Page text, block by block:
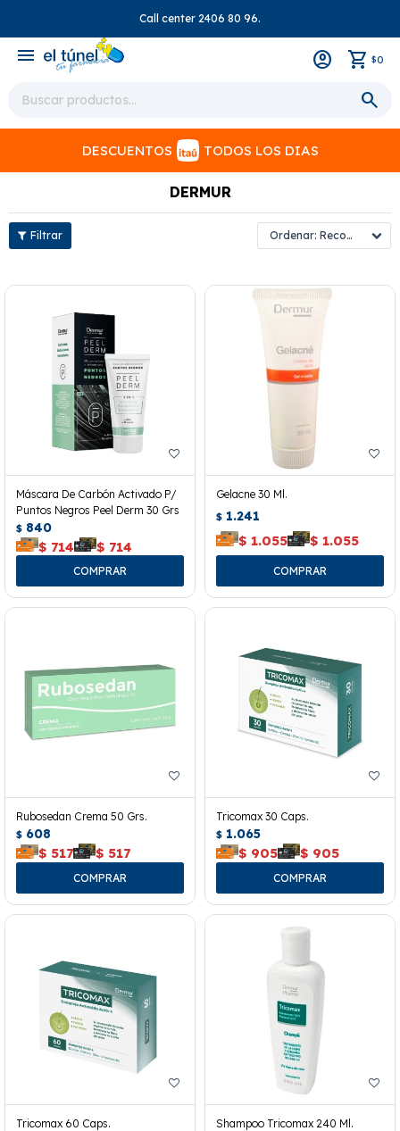
Call center 2406 80 96.
menu $0
DESCUENTOS TODOS LOS DIAS
DERMUR
Recomendados
Máscara De Carbón Activado P/
Puntos Negros Peel Derm 30 Grs
$ 840
$ 714 $ 714
Gelacne 30 Ml.
$ 1.241
$ 1.055 $ 1.055
Rubosedan Crema 50 Grs.
$ 608
$ 517 $ 517
Tricomax 30 Caps.
$ 1.065
$ 905 $ 905
Tricomax 60 Caps. Shampoo Tricomax 240 Ml.
close